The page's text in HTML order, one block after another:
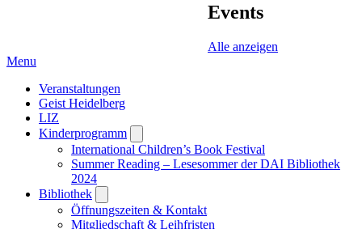
Events
Alle anzeigen
Menu
Veranstaltungen
Geist Heidelberg
LIZ
Kinderprogramm
submenu
International Children’s Book Festival
Summer Reading – Lesesommer der DAI Bibliothek
2024
Bibliothek
submenu
Öffnungszeiten & Kontakt
Mitgliedschaft & Leihfristen